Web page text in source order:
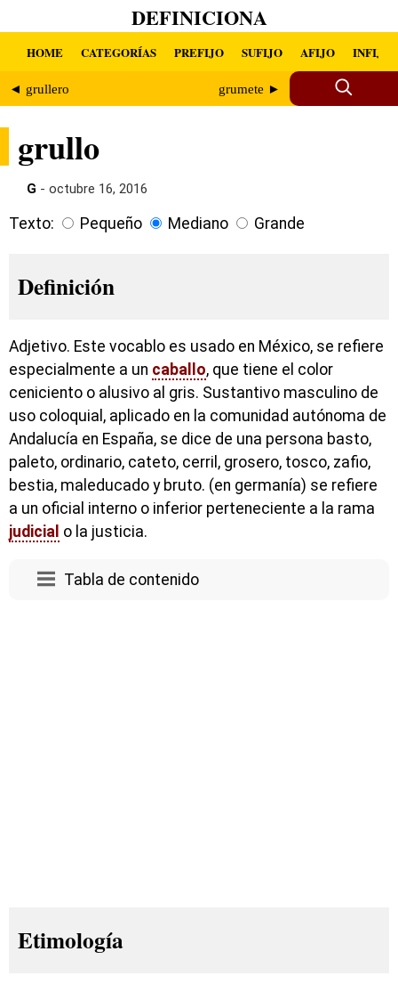
DEFINICIONA
HOME CATEGORÍAS PREFIJO SUFIJO AFIJO INFIJO
◄ grullero grumete ►
grullo
G - octubre 16, 2016
Texto: Pequeño Mediano Grande
Definición
Adjetivo. Este vocablo es usado en México, se refiere
especialmente a un caballo, que tiene el color
ceniciento o alusivo al gris. Sustantivo masculino de
uso coloquial, aplicado en la comunidad autónoma de
Andalucía en España, se dice de una persona basto,
paleto, ordinario, cateto, cerril, grosero, tosco, zafio,
bestia, maleducado y bruto. (en germanía) se refiere
a un oficial interno o inferior perteneciente a la rama
judicial o la justicia.
Tabla de contenido
Etimología